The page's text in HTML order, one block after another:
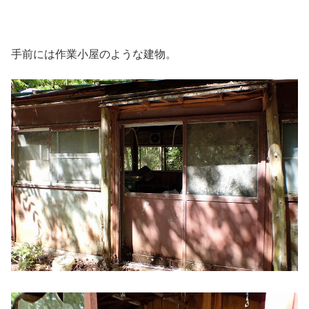
手前には作業小屋のような建物。